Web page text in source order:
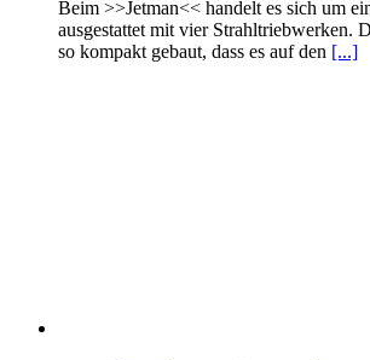
Beim >>Jetman<< handelt es sich um
ausgestattet mit vier Strahltriebwerken.
so kompakt gebaut, dass es auf den [...]